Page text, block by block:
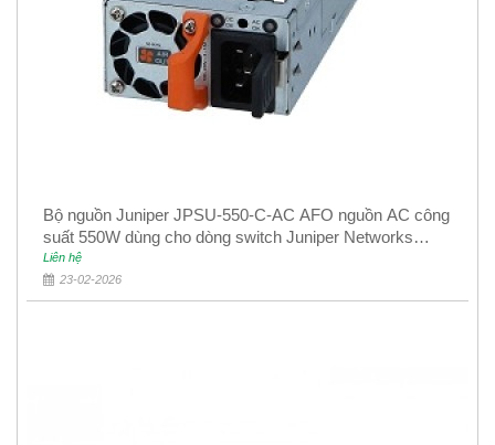
Bộ nguồn Juniper JPSU-550-C-AC AFO nguồn AC công
suất 550W dùng cho dòng switch Juniper Networks
EX4400
Liên hệ
23-02-2026